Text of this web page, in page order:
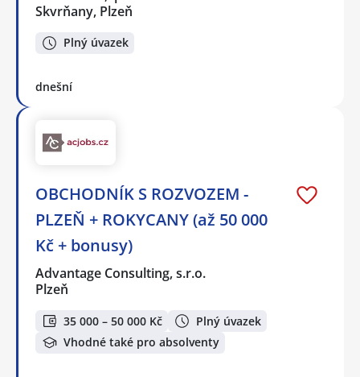
Skvrňany, Plzeň
Plný úvazek
dnešní
OBCHODNÍK S ROZVOZEM -
PLZEŇ + ROKYCANY (až 50 000
Kč + bonusy)
Advantage Consulting, s.r.o.
Plzeň
35 000 – 50 000 Kč
Plný úvazek
Vhodné také pro absolventy